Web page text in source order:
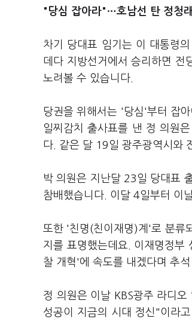
"당심 잡아라"…호남선 탄 정청래
차기 당대표 임기는 이 대통령
데다 지방선거에서 승리하면
노려볼 수 있습니다.
당권을 위해서는 '당심'부터 잡
일찌감치 출사표를 낸 정 의원
다. 같은 달 19일 광주광역시와
박 의원은 지난달 23일 당대표
참배했습니다. 이달 4일부터 이
또한 '친명(친이재명)계'로 분류
지를 표명했는데요. 이재명정부
찰 개혁'에 속도를 내겠다며 추
정 의원은 이날 KBS광주 라디
성공이 지금의 시대 정신"이라